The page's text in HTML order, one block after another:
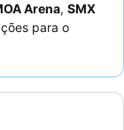
Arena, SMX
para o
e